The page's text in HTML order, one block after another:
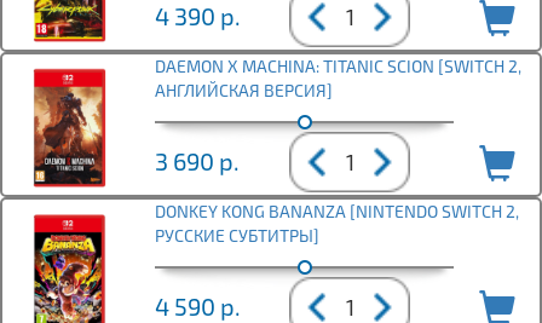
4 390 р.
DAEMON X MACHINA: TITANIC SCION [SWITCH 2,
АНГЛИЙСКАЯ ВЕРСИЯ]
3 690 р.
DONKEY KONG BANANZA [NINTENDO SWITCH 2,
РУССКИЕ СУБТИТРЫ]
4 590 р.